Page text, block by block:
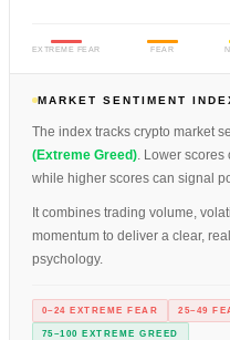
EXTREME FEAR FEAR
MARKET SENTIMENT
The index tracks crypto market
(Extreme Greed). Lower scores
while higher scores can signal
It combines trading volume,
momentum to deliver a clear,
psychology.
0–24 EXTREME FEAR 25–49
75–100 EXTREME GREED